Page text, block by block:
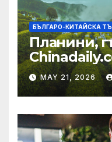
БЪЛГАРО-КИТАЙСКА
Планини,
MAY 21, 2026